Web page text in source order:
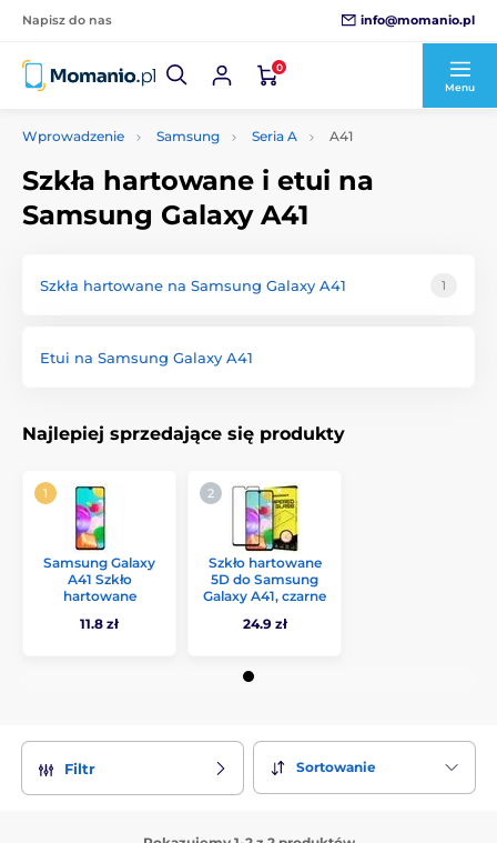
Napisz do nas info@momanio.pl
0
Menu
Wprowadzenie Samsung Seria A A41
Szkła hartowane i etui na
Samsung Galaxy A41
Szkła hartowane na Samsung Galaxy A41 1
Etui na Samsung Galaxy A41
Najlepiej sprzedające się produkty
Samsung Galaxy
A41 Szkło
hartowane
11.8 zł
Szkło hartowane
5D do Samsung
Galaxy A41, czarne
24.9 zł
Filtr Sortowanie